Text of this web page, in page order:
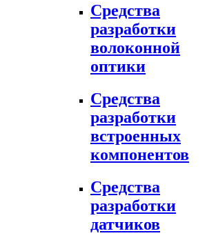
Средства
разработки
волоконной
оптики
Средства
разработки
встроенных
компонентов
Средства
разработки
датчиков